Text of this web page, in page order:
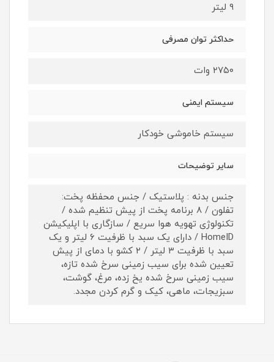
۹ لیتر
حداکثر توان مصرفی
۲۷۵۰ وات
سیستم ایمنی
سیستم خاموشی خودکار
سایر توضیحات
جنس بدنه : پلاستیک / جنس محفظه پخت:
تفلون / ۸ برنامه پخت از پیش تنظیم شده /
تکنولوژی تهویه هوا سریع / سازگاری با اپلیکیشن
HomeID / دارای یک سبد با ظرفیت ۶ لیتر و یک
سبد با ظرفیت ۳ لیتر / ۲ کشو با دمای از پیش
تعیین شده برای سیب زمینی سرخ شده تازه،
سیب زمینی سرخ شده یخ زده، مرغ، گوشت،
سبزیجات، ماهی، کیک و گرم کردن مجدد.